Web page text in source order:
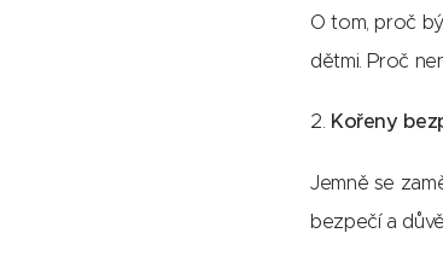
O tom, proč
dětmi. Proč
2. Kořeny
Jemně se
bezpečí a